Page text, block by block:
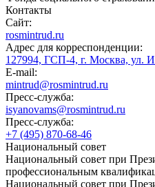
Контакты
Сайт:
rosmintrud.ru
Адрес для корреспонденции:
127994, ГСП-4, г. Москва, ул.
E-mail:
mintrud@rosmintrud.ru
Пресс-служба:
isyanovams@rosmintrud.ru
Пресс-служба:
+7 (495) 870-68-46
Национальный совет
Национальный совет при
профессиональным
Национальный совет при